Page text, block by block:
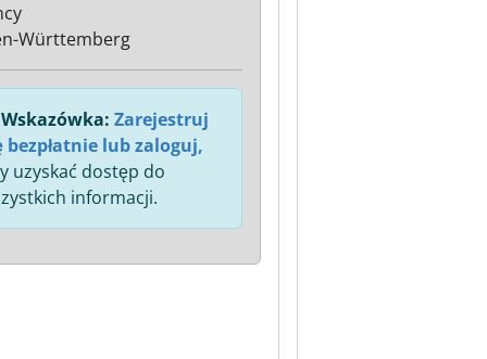
Württemberg
Zarejestruj
bezpłatnie lub zaloguj,
uzyskać dostęp do
informacji.